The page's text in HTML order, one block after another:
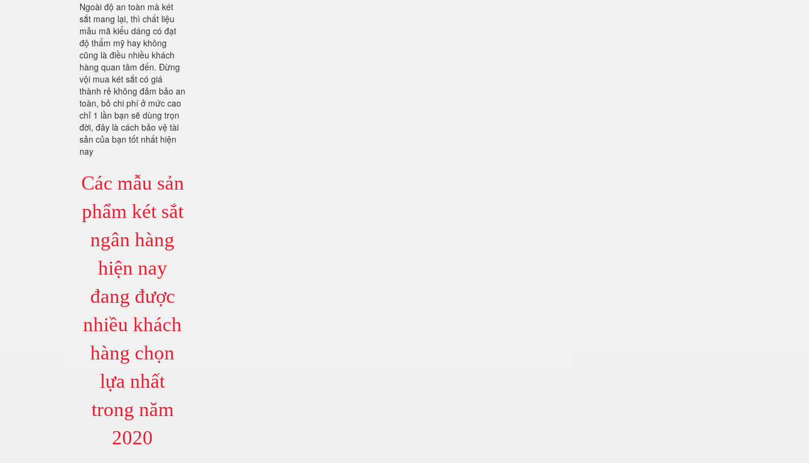
Ngoài độ an toàn mà két
sắt mang lại, thì chất liệu
mẫu mã kiểu dáng có đạt
độ thẩm mỹ hay không
cũng là điều nhiều khách
hàng quan tâm đến. Đừng
vội mua két sắt có giá
thành rẻ không đảm bảo an
toàn, bỏ chi phí ở mức cao
chỉ 1 lần bạn sẽ dùng trọn
đời, đây là cách bảo vệ tài
sản của bạn tốt nhất hiện
nay
Các mẫu sản
phẩm két sắt
ngân hàng
hiện nay
đang được
nhiều khách
hàng chọn
lựa nhất
trong năm
2020